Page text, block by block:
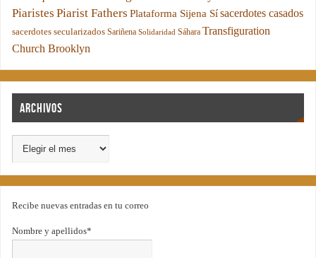
Piaristes Piarist Fathers Plataforma Sijena Sí sacerdotes casados
sacerdotes secularizados Sariñena Solidaridad Sáhara Transfiguration
Church Brooklyn
Archivos
Recibe nuevas entradas en tu correo
Nombre y apellidos*